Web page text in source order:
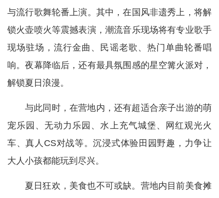
与流行歌舞轮番上演。其中，在国风非遗秀上，将解
锁火壶喷火等震撼表演，潮流音乐现场将有专业歌手
现场驻场，流行金曲、民谣老歌、热门单曲轮番唱
响。夜幕降临后，还有最具氛围感的星空篝火派对，
解锁夏日浪漫。
与此同时，在营地内，还有超适合亲子出游的萌
宠乐园、无动力乐园、水上充气城堡、网红观光火
车、真人CS对战等。沉浸式体验田园野趣，力争让
大人小孩都能玩到尽兴。
夏日狂欢，美食也不可或缺。营地内目前美食摊